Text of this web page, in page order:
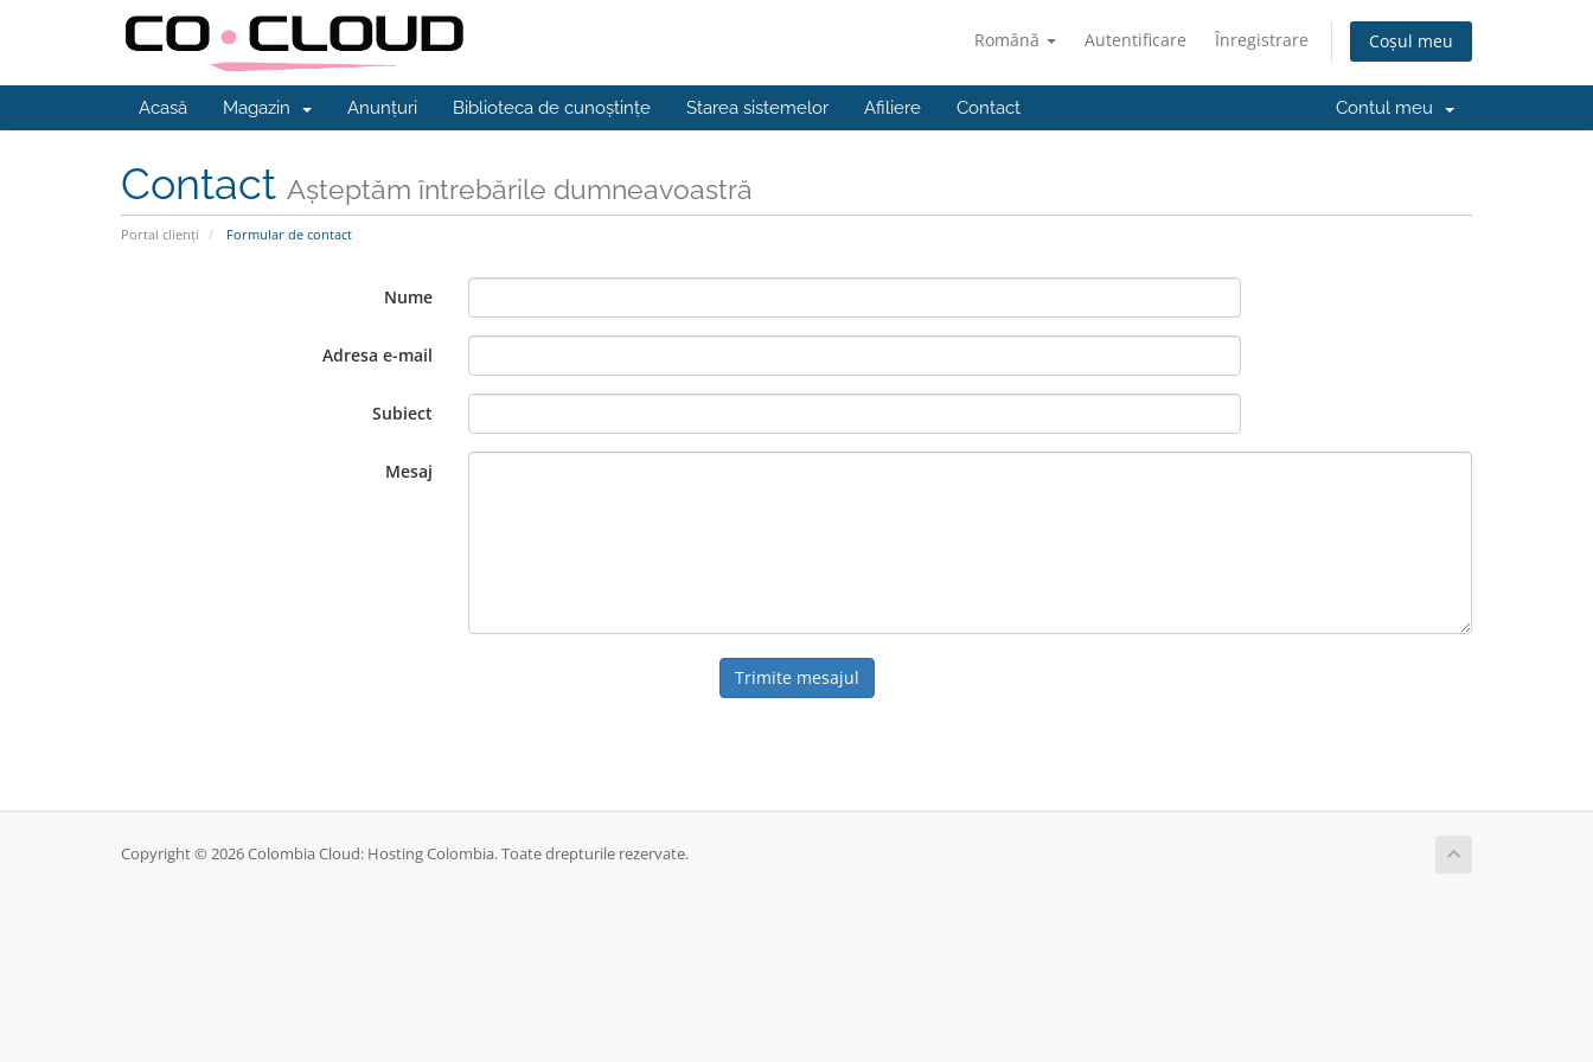
Română Autentificare Înregistrare Coșul meu
Acasă Magazin Anunțuri Biblioteca de cunoștințe Starea sistemelor Afiliere Contact Contul meu
Contact Așteptăm întrebările dumneavoastră
Portal clienți Formular de contact
Nume
Adresa e-mail
Subiect
Mesaj
Trimite mesajul
Copyright © 2026 Colombia Cloud: Hosting Colombia. Toate drepturile rezervate.